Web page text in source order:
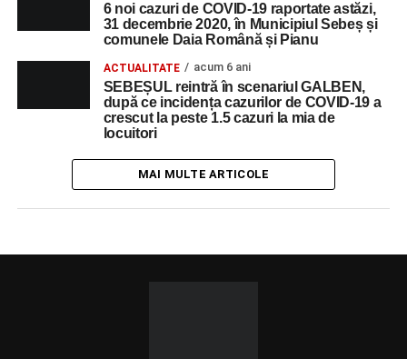
6 noi cazuri de COVID-19 raportate astăzi,
31 decembrie 2020, în Municipiul Sebeș și
comunele Daia Română și Pianu
ACTUALITATE acum 6 ani
SEBEȘUL reintră în scenariul GALBEN,
după ce incidența cazurilor de COVID-19 a
crescut la peste 1.5 cazuri la mia de
locuitori
MAI MULTE ARTICOLE